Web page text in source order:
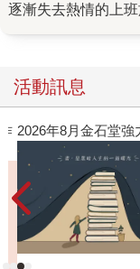
逐漸失去熱情的上班
版暢銷的10年間，
思人生的意義，卻
己並不認識自己，
許羨慕約翰，但仍
待辦事項的生活中……。 總想著只要多花點時
帶回家做、週末加
脫了。但那一天始終沒來。 這本書，正
的人們，回應困惑
誰？我真正想要的
活動訊息